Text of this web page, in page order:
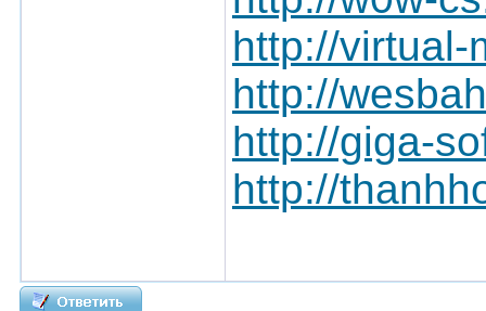
http://virtual-
http://
http://giga-
http://